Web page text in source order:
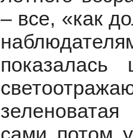
– все, «как